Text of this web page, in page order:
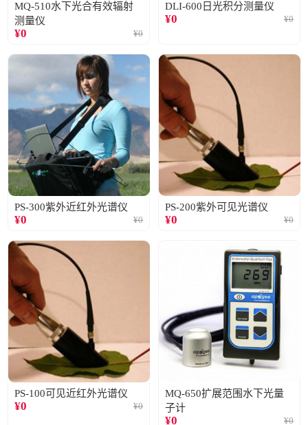
MQ-510水下光合有效辐射
测量仪
¥0 ¥0
DLI-600日光积分测量仪
¥0 ¥0
PS-300紫外近红外光谱仪
¥0 ¥0
PS-200紫外可见光谱仪
¥0 ¥0
PS-100可见近红外光谱仪
¥0 ¥0
MQ-650扩展范围水下光量
子计
¥0 ¥0